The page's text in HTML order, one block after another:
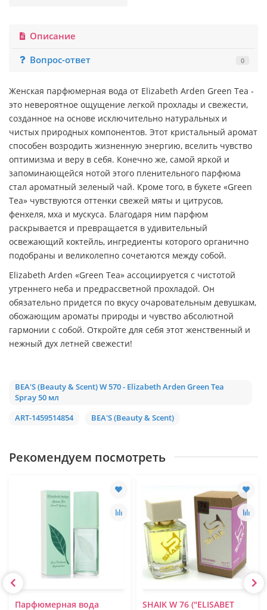
Описание
Вопрос-ответ
0
Женская парфюмерная вода от Elizabeth Arden Green Tea -
это невероятное ощущение легкой прохлады и свежести,
созданное на основе исключительно натуральных и
чистых природных компонентов. Этот кристальный аромат
способен возродить жизненную энергию, вселить чувство
оптимизма и веру в себя. Конечно же, самой яркой и
запоминающейся нотой этого пленительного парфюма
стал ароматный зеленый чай. Кроме того, в букете «Green
Tea» чувствуются оттенки свежей мяты и цитрусов,
фенхеля, мха и мускуса. Благодаря ним парфюм
раскрывается и превращается в удивительный
освежающий коктейль, ингредиенты которого органично
подобраны и великолепно сочетаются между собой.
Elizabeth Arden «Green Tea» ассоциируется с чистотой
утреннего неба и предрассветной прохладой. Он
обязательно придется по вкусу очаровательным девушкам,
обожающим ароматы природы и чувство абсолютной
гармонии с собой. Откройте для себя этот женственный и
нежный дух летней свежести!
BEA'S (Beauty & Scent) W 570 - Elizabeth Arden Green Tea
Spray 50 мл
ART-1459514854
BEA'S (Beauty & Scent)
Рекомендуем посмотреть
Парфюмерная вода
SHAIK W 76 ("ELISABET